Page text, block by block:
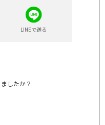
LINEで送る
したか？